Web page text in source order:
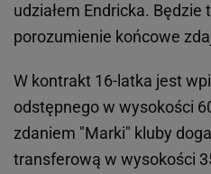
udziałem Endricka.
porozumienie końcowe
W kontrakt 16-latka jest
odstępnego w wysokości
zdaniem "Marki" kluby
transferową w wysokości